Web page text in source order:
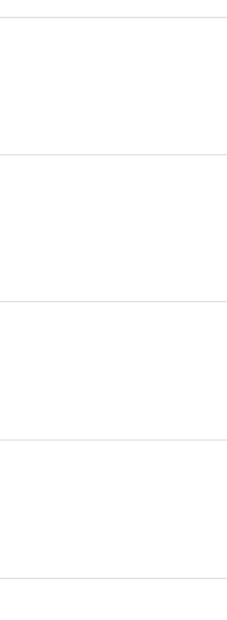
为医院建
各位老领
谢。同时
、提升服
人才、发
、新成效